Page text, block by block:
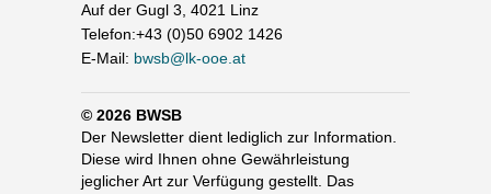
Auf der Gugl 3, 4021 Linz
Telefon:+43 (0)50 6902 1426
E-Mail: bwsb@lk-ooe.at
© 2026 BWSB
Der Newsletter dient lediglich zur Information.
Diese wird Ihnen ohne Gewährleistung
jeglicher Art zur Verfügung gestellt. Das